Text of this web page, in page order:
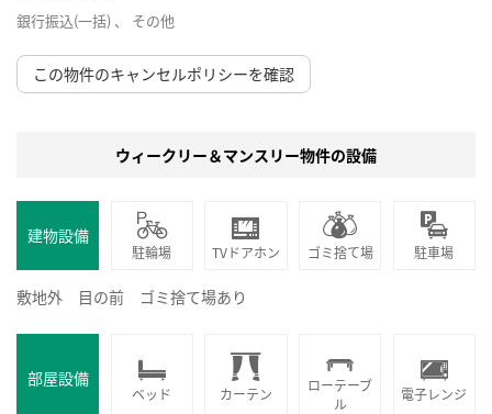
銀行振込(一括) 、 その他
この物件のキャンセルポリシーを確認
ウィークリー＆マンスリー物件の設備
建物設備
駐輪場 TVドアホン ゴミ捨て場 駐車場
敷地外 目の前 ゴミ捨て場あり
部屋設備
ベッド カーテン
ローテーブ
ル
電子レンジ